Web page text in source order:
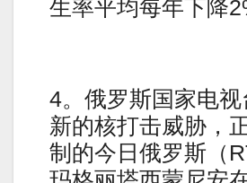
生率平均每年下降
4。俄罗斯国家电视
新的核打击威胁，
制的今日俄罗斯（